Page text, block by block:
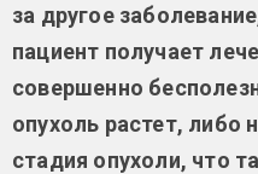
за другое
пациент получает
совершенно
опухоль растет, либо
стадия опухоли, что